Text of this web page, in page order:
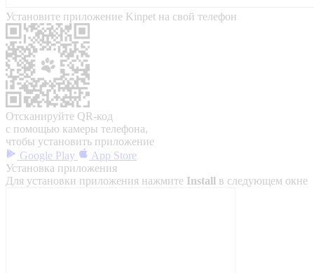
Установите приложение Kinpet на свой телефон
Отсканируйте QR-код
с помощью камеры телефона,
чтобы установить приложение
Google Play
App Store
Установка приложения
Для установки приложения нажмите Install в следующем окне